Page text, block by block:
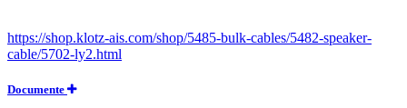
https://shop.klotz-ais.com/shop/5485-bulk-cables/5482-speaker-
cable/5702-ly2.html
Documente